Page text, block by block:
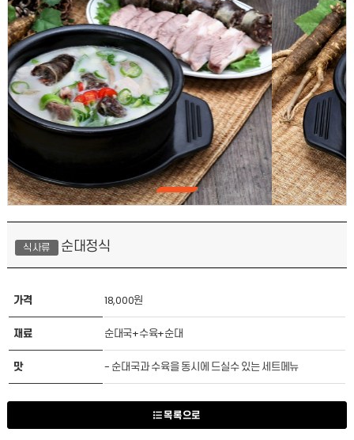
식사류 순대정식
가격 18,000원
재료 순대국+수육+순대
맛 - 순대국과 수육을 동시에 드실수 있는 세트메뉴
목록으로